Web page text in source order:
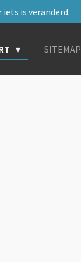
is veranderd.
SITEMAP